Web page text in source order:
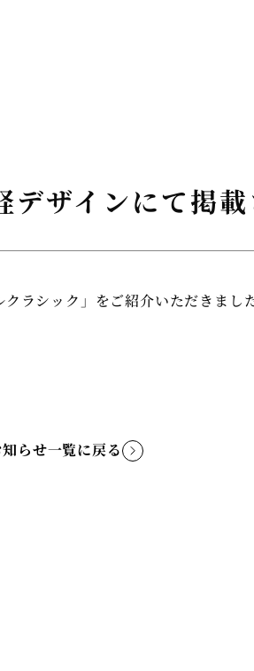
ザインにて掲載
ラシック」をご紹介いただきました
らせ一覧に戻る